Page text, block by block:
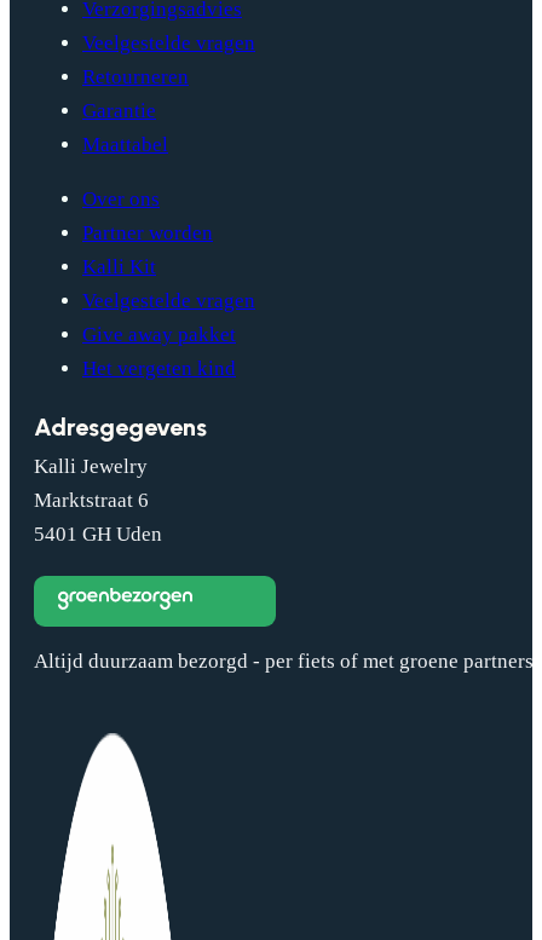
Verzorgingsadvies
Veelgestelde vragen
Retourneren
Garantie
Maattabel
Over ons
Partner worden
Kalli Kit
Veelgestelde vragen
Give away pakket
Het vergeten kind
Adresgegevens
Kalli Jewelry
Marktstraat 6
5401 GH Uden
Altijd duurzaam bezorgd - per fiets of met groene partners